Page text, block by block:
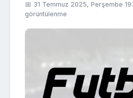
📅 31 Temmuz 2025, Perşembe
görüntülenme